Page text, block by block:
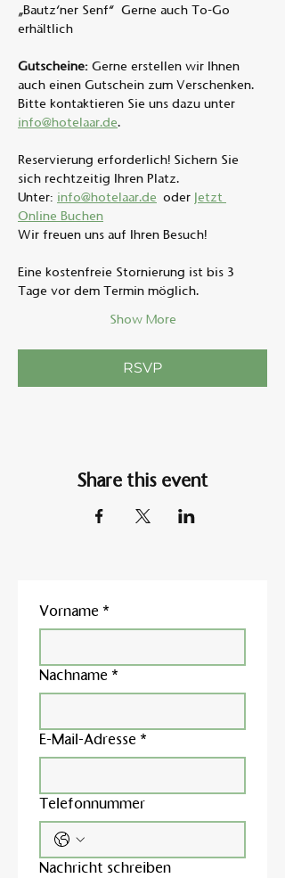
„Bautz‘ner Senf“  Gerne auch To-Go
erhältlich
Gutscheine: Gerne erstellen wir Ihnen
auch einen Gutschein zum Verschenken.
Bitte kontaktieren Sie uns dazu unter
info@hotelaar.de.
Reservierung erforderlich! Sichern Sie
sich rechtzeitig Ihren Platz.
Unter: info@hotelaar.de oder Jetzt
Online Buchen
Wir freuen uns auf Ihren Besuch!
Eine kostenfreie Stornierung ist bis 3
Tage vor dem Termin möglich.
Show More
RSVP
Share this event
Vorname *
Nachname *
E-Mail-Adresse *
Telefonnummer
Nachricht schreiben